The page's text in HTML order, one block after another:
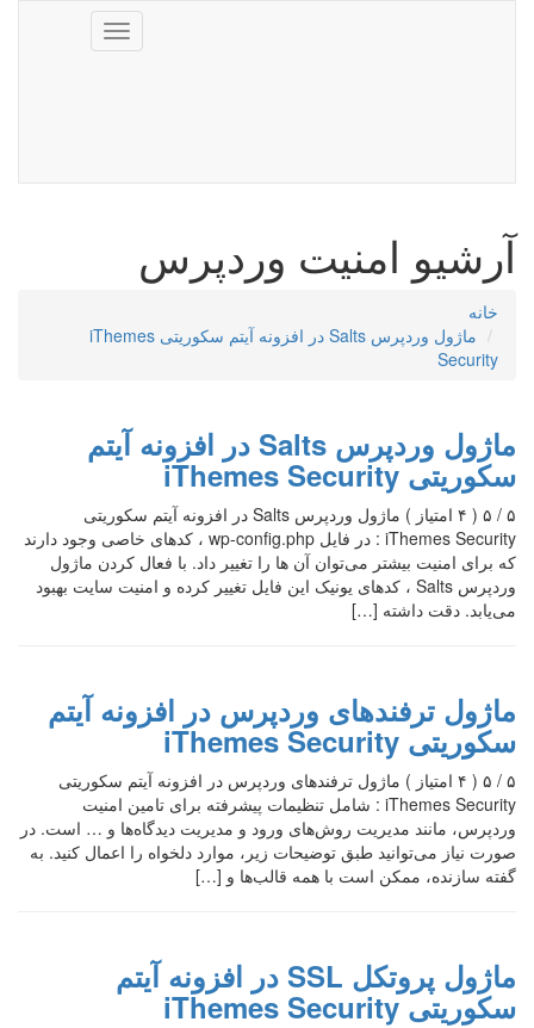
Toggle
navigation
آرشیو امنیت وردپرس
خانه
ماژول وردپرس Salts در افزونه آیتم سکوریتی iThemes
Security
ماژول وردپرس Salts در افزونه آیتم
سکوریتی iThemes Security
۵ / ۵ ( ۴ امتیاز ) ماژول وردپرس Salts در افزونه آیتم سکوریتی
iThemes Security : در فایل wp-config.php ، کدهای خاصی وجود دارند
که برای امنیت بیشتر می‌توان آن ها را تغییر داد. با فعال کردن ماژول
وردپرس Salts ، کدهای یونیک این فایل تغییر کرده و امنیت سایت بهبود
می‌یابد. دقت داشته […]
ماژول ترفندهای وردپرس در افزونه آیتم
سکوریتی iThemes Security
۵ / ۵ ( ۴ امتیاز ) ماژول ترفندهای وردپرس در افزونه آیتم سکوریتی
iThemes Security : شامل تنظیمات پیشرفته برای تامین امنیت
وردپرس، مانند مدیریت روش‌های ورود و مدیریت دیدگاه‌ها و … است. در
صورت نیاز می‌توانید طبق توضیحات زیر، موارد دلخواه را اعمال کنید. به
گفته سازنده، ممکن است با همه قالب‌ها و […]
ماژول پروتکل SSL در افزونه آیتم
سکوریتی iThemes Security